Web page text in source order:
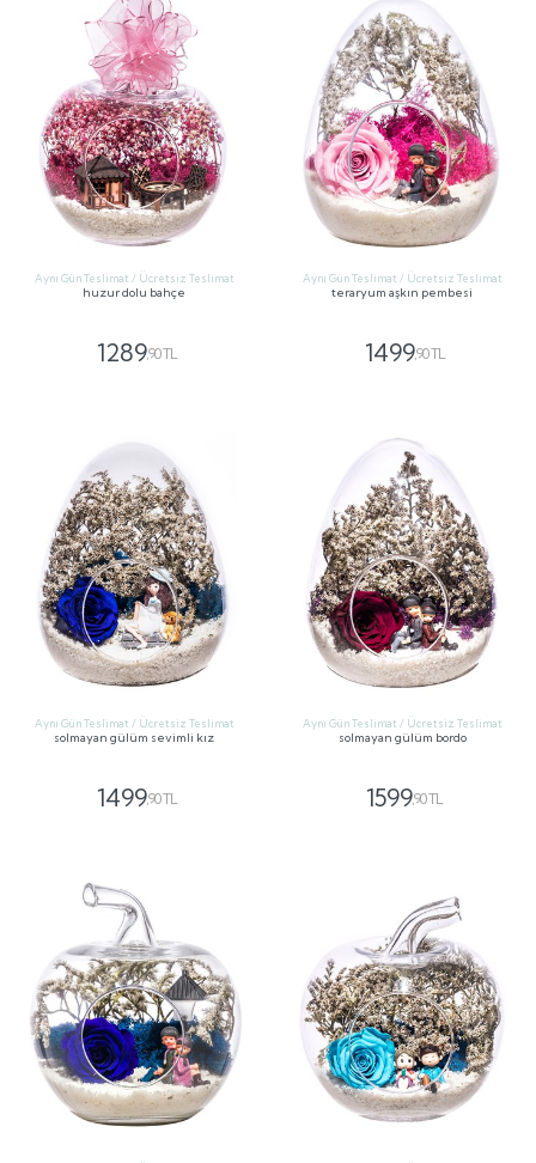
Aynı Gün Teslimat / Ücretsiz Teslimat
huzur dolu bahçe
1289,90 TL
Aynı Gün Teslimat / Ücretsiz Teslimat
teraryum aşkın pembesi
1499,90 TL
Aynı Gün Teslimat / Ücretsiz Teslimat
solmayan gülüm sevimli kız
1499,90 TL
Aynı Gün Teslimat / Ücretsiz Teslimat
solmayan gülüm bordo
1599,90 TL